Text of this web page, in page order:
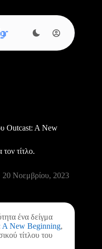
Outcast: A New
τίτλο.
20 Νοεμβρίου, 2023
ένα δείγμα
A New Beginning,
τίτλου του